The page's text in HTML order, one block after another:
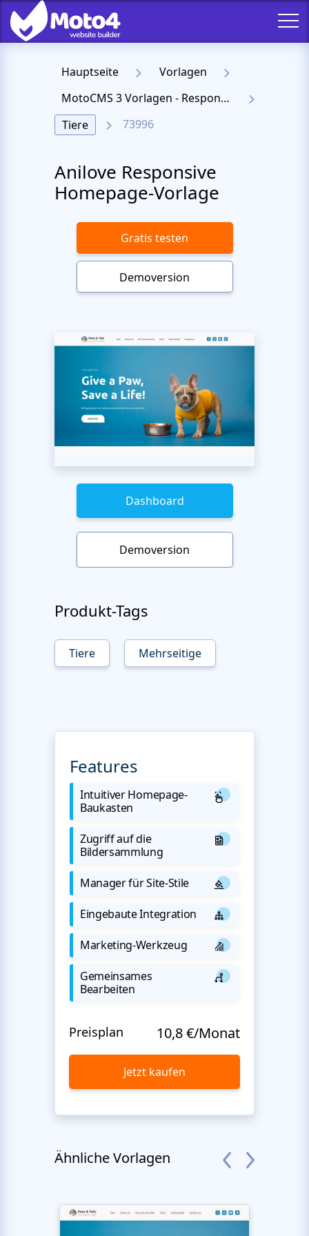
Hauptseite
Vorlagen
MotoCMS 3 Vorlagen - Responsive Templates für Website
Tiere
73996
Anilove Responsive
Homepage-Vorlage
Gratis testen
Demoversion
Dashboard
Demoversion
Produkt-Tags
Tiere Mehrseitige
Features
Intuitiver Homepage-
Baukasten
Zugriff auf die
Bildersammlung
Manager für Site-Stile
Eingebaute Integration
Marketing-Werkzeug
Gemeinsames
Bearbeiten
Preisplan 10,8 €/Monat
Jetzt kaufen
Ähnliche Vorlagen